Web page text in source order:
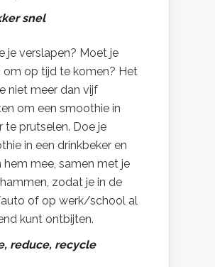
snel
je verslapen? Moet je
om op tijd te komen? Het
niet meer dan vijf
om een smoothie in
te prutselen. Doe je
in een drinkbeker en
hem mee, samen met je
zodat je in de
of op werk/school al
kunt ontbijten.
reduce, recycle